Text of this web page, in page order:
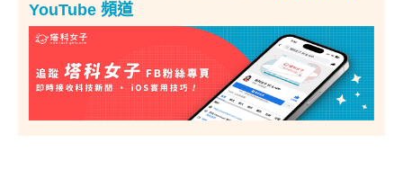
YouTube 頻道